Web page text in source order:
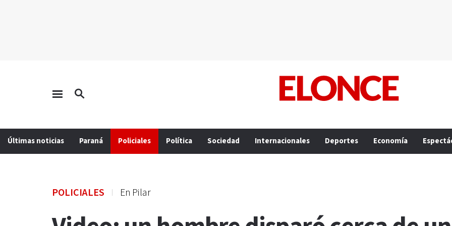
Últimas noticias Paraná Policiales Política Sociedad Internacionales Deportes Economía
POLICIALES En Pilar